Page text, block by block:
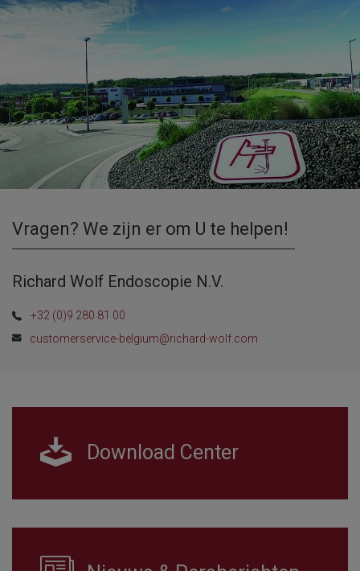
Vragen? We zijn er om U te helpen!
Richard Wolf Endoscopie N.V.
+32 (0)9 280 81 00
customerservice-belgium@richard-wolf.com
Download Center